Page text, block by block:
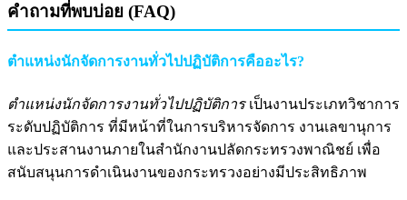
คำถามที่พบบ่อย (FAQ)
ตำแหน่งนักจัดการงานทั่วไปปฏิบัติการคืออะไร?
ตำแหน่งนักจัดการงานทั่วไปปฏิบัติการเป็นงานประเภทวิชาการ
ระดับปฏิบัติการ ที่มีหน้าที่ในการบริหารจัดการ งานเลขานุการ
และประสานงานภายในสำนักงานปลัดกระทรวงพาณิชย์ เพื่อ
สนับสนุนการดำเนินงานของกระทรวงอย่างมีประสิทธิภาพ